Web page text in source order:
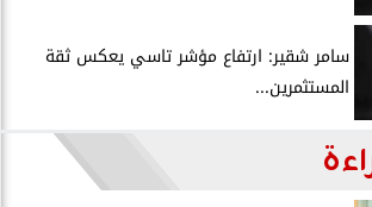
سامر شقير: ارتفاع مؤشر تاسي يعكس ثقة
المستثمرين...